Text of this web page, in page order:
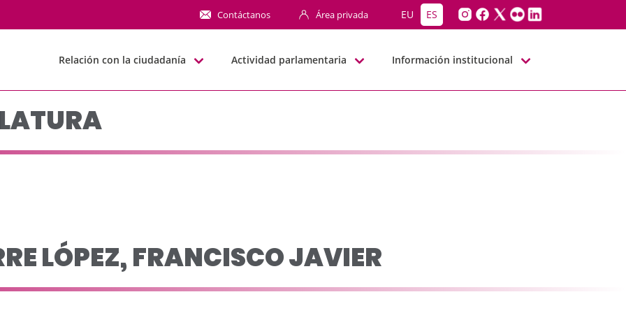
2007-2011 - JJGG-BBNN
Contáctanos Área privada EU ES
Relación con la ciudadanía Actividad parlamentaria Información institucional
LÓPEZ, FRANCISCO JAVIER